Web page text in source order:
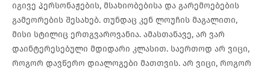
იგივე პერსონაჟების, მსახიობებისა და გარემოებების
გამეორების შესახებ. თუნდაც კენ ლოუჩის მაგალითი,
მისი სტილიც ერთგვაროვანია. ამასთანავე, არ ვარ
დაინტერესებული მდიდარი კლასით. საერთოდ არ ვიცი,
როგორ დავწერო დიალოგები მათთვის. არ ვიცი, როგორ